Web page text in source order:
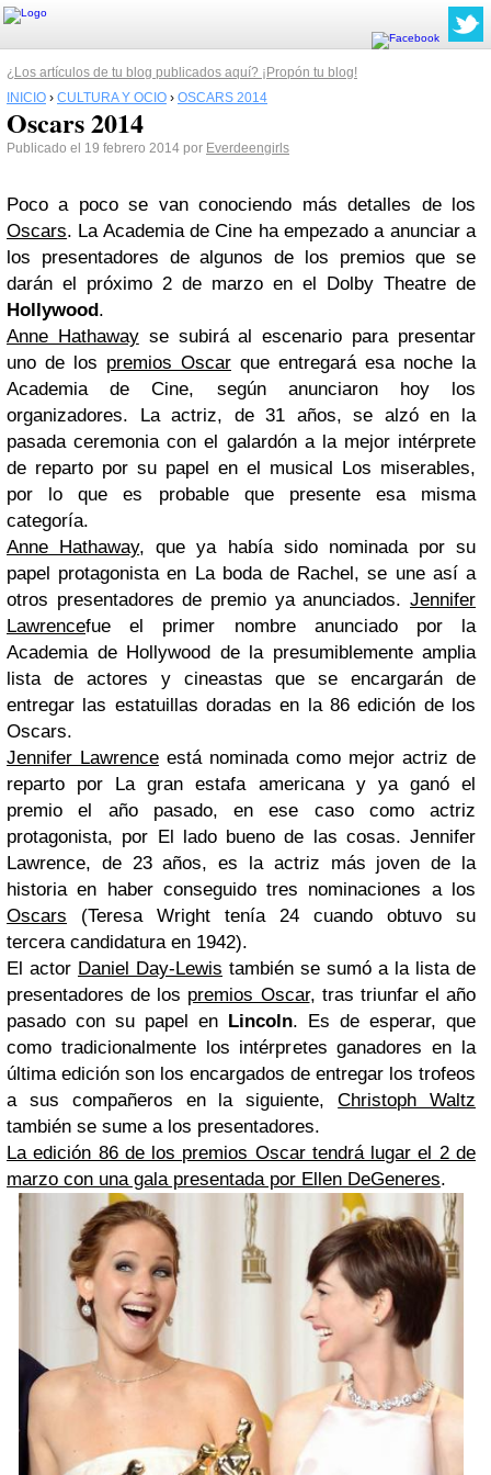
¿Los artículos de tu blog publicados aquí? ¡Propón tu blog!
INICIO › CULTURA Y OCIO › OSCARS 2014
Oscars 2014
Publicado el 19 febrero 2014 por Everdeengirls
Poco a poco se van conociendo más detalles de los
Oscars. La Academia de Cine ha empezado a anunciar a
los presentadores de algunos de los premios que se
darán el próximo 2 de marzo en el Dolby Theatre de
Hollywood.
Anne Hathawayse subirá al escenario para presentar
uno de los premios Oscar que entregará esa noche la
Academia de Cine, según anunciaron hoy los
organizadores. La actriz, de 31 años, se alzó en la
pasada ceremonia con el galardón a la mejor intérprete
de reparto por su papel en el musical Los miserables,
por lo que es probable que presente esa misma
categoría.
Anne Hathaway, que ya había sido nominada por su
papel protagonista en La boda de Rachel, se une así a
otros presentadores de premio ya anunciados. Jennifer
Lawrencefue el primer nombre anunciado por la
Academia de Hollywood de la presumiblemente amplia
lista de actores y cineastas que se encargarán de
entregar las estatuillas doradas en la 86 edición de los
Oscars.
Jennifer Lawrence está nominada como mejor actriz de
reparto por La gran estafa americana y ya ganó el
premio el año pasado, en ese caso como actriz
protagonista, por El lado bueno de las cosas. Jennifer
Lawrence, de 23 años, es la actriz más joven de la
historia en haber conseguido tres nominaciones a los
Oscars (Teresa Wright tenía 24 cuando obtuvo su
tercera candidatura en 1942).
El actor Daniel Day-Lewis también se sumó a la lista de
presentadores de los premios Oscar, tras triunfar el año
pasado con su papel en Lincoln. Es de esperar, que
como tradicionalmente los intérpretes ganadores en la
última edición son los encargados de entregar los trofeos
a sus compañeros en la siguiente,Christoph Waltz
también se sume a los presentadores.
La edición 86 de los premios Oscar tendrá lugar el 2 de
marzo con una gala presentada por Ellen DeGeneres.